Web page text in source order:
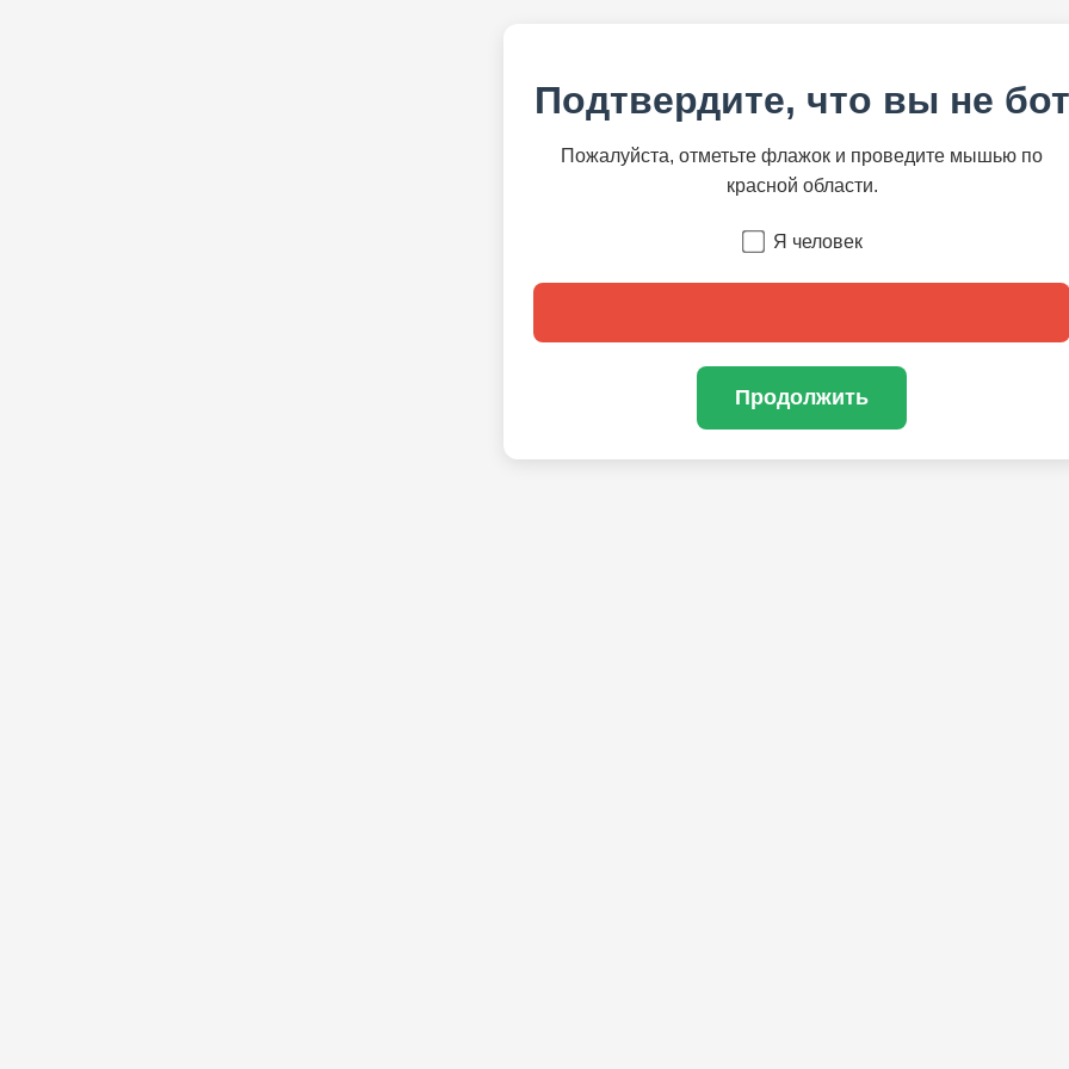
Подтвердите, что вы не бот
Пожалуйста, отметьте флажок и проведите мышью по
красной области.
Я человек
Продолжить